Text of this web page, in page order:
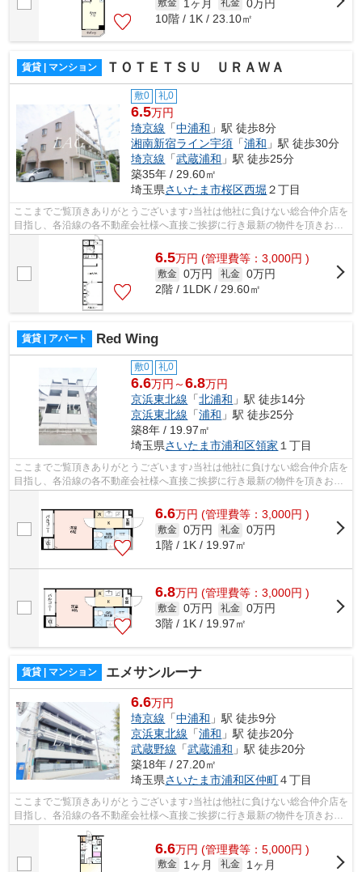
敷金 1ヶ月 礼金 0万円
10階 / 1K / 23.10㎡
賃貸 | マンション ＴＯＴＥＴＳＵ ＵＲＡＷＡ
敷0 礼0
6.5万円
埼京線 「中浦和 」駅 徒歩8分
湘南新宿ライン宇須 「浦和 」駅 徒歩30分
埼京線 「武蔵浦和 」駅 徒歩25分
築35年 / 29.60㎡
埼玉県さいたま市桜区西堀 ２丁目
ここまでご覧頂きありがとうございます♪当社は他社に負けない総合仲介店を
目指し、各沿線の各不動産会社様へ直接ご挨拶に行き最新の物件を頂きお客
様へ提供しております！最新の情報は...
6.5万円 (管理費等：3,000円 )
敷金 0万円 礼金 0万円
2階 / 1LDK / 29.60㎡
賃貸 | アパート Red Wing
敷0 礼0
6.6万円～6.8万円
京浜東北線 「北浦和 」駅 徒歩14分
京浜東北線 「浦和 」駅 徒歩25分
築8年 / 19.97㎡
埼玉県さいたま市浦和区領家 １丁目
ここまでご覧頂きありがとうございます♪当社は他社に負けない総合仲介店を
目指し、各沿線の各不動産会社様へ直接ご挨拶に行き最新の物件を頂きお客
様へ提供しております！最新の情報は...
6.6万円 (管理費等：3,000円 )
敷金 0万円 礼金 0万円
1階 / 1K / 19.97㎡
6.8万円 (管理費等：3,000円 )
敷金 0万円 礼金 0万円
3階 / 1K / 19.97㎡
賃貸 | マンション エメサンルーナ
6.6万円
埼京線 「中浦和 」駅 徒歩9分
京浜東北線 「浦和 」駅 徒歩20分
武蔵野線 「武蔵浦和 」駅 徒歩20分
築18年 / 27.20㎡
埼玉県さいたま市浦和区仲町４丁目
ここまでご覧頂きありがとうございます♪当社は他社に負けない総合仲介店を
目指し、各沿線の各不動産会社様へ直接ご挨拶に行き最新の物件を頂きお客
様へ提供しております！最新の情報は...
6.6万円 (管理費等：5,000円 )
敷金 1ヶ月 礼金
1ヶ月